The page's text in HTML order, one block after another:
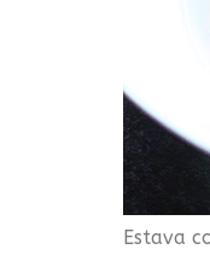
Estava